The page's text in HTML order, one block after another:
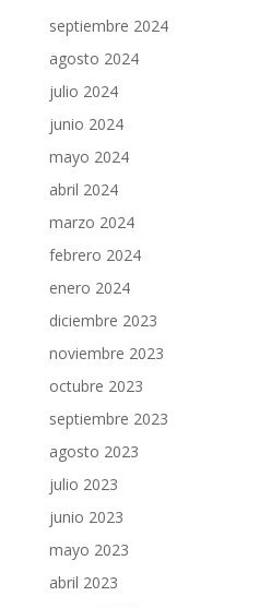
septiembre 2024
agosto 2024
julio 2024
junio 2024
mayo 2024
abril 2024
marzo 2024
febrero 2024
enero 2024
diciembre 2023
noviembre 2023
octubre 2023
septiembre 2023
agosto 2023
julio 2023
junio 2023
mayo 2023
abril 2023